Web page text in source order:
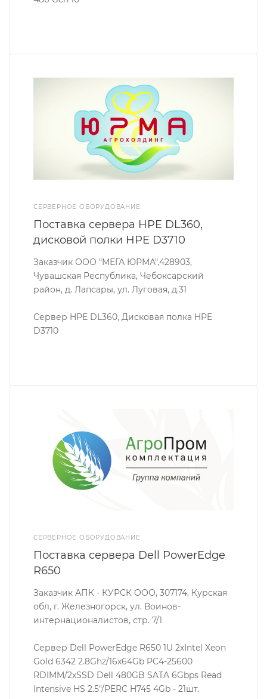
СЕРВЕРНОЕ ОБОРУДОВАНИЕ
Поставка сервера HPE DL360,
дисковой полки HPE D3710
Заказчик ООО "МЕГА ЮРМА",428903,
Чувашская Республика, Чебоксарский
район, д. Лапсары, ул. Луговая, д.31
Сервер HPE DL360, Дисковая полка HPE
D3710
СЕРВЕРНОЕ ОБОРУДОВАНИЕ
Поставка сервера Dell PowerEdge
R650
Заказчик АПК - КУРСК ООО, 307174, Курская
обл, г. Железногорск, ул. Воинов-
интернационалистов, стр. 7/1
Сервер Dell PowerEdge R650 1U 2xIntel Xeon
Gold 6342 2.8Ghz/16x64Gb PC4-25600
RDIMM/2xSSD Dell 480GB SATA 6Gbps Read
Intensive HS 2.5″/PERC H745 4Gb - 21шт.